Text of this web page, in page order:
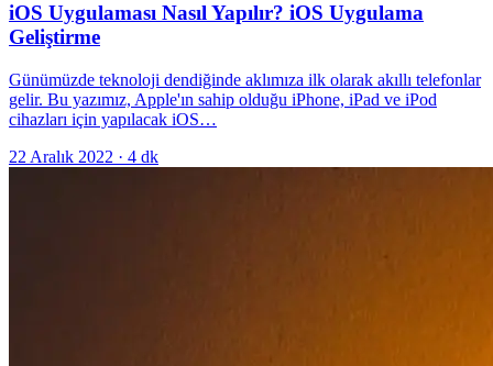
iOS Uygulaması Nasıl Yapılır? iOS Uygulama
Geliştirme
Günümüzde teknoloji dendiğinde aklımıza ilk olarak akıllı telefonlar
gelir. Bu yazımız, Apple'ın sahip olduğu iPhone, iPad ve iPod
cihazları için yapılacak iOS…
22 Aralık 2022 · 4 dk